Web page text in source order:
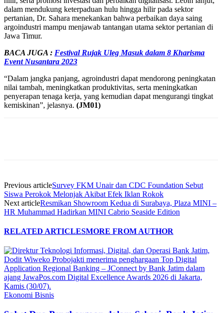
dalam mendukung keterpaduan hulu hingga hilir pada sektor
pertanian, Dr. Sahara menekankan bahwa perbaikan daya saing
argoindustri mampu menjawab tantangan utama sektor pertanian di
Jawa Timur.
BACA JUGA : Festival Rujak Uleg Masuk dalam 8 Kharisma
Event Nusantara 2023
“Dalam jangka panjang, agroindustri dapat mendorong peningkatan
nilai tambah, meningkatkan produktivitas, serta meningkatkan
penyerapan tenaga kerja, yang kemudian dapat mengurangi tingkat
kemiskinan”, jelasnya. (JM01)
Previous articleSurvey FKM Unair dan CDC Foundation Sebut
Siswa Perokok Melonjak Akibat Efek Iklan Rokok
Next articleResmikan Showroom Kedua di Surabaya, Plaza MINI –
HR Muhammad Hadirkan MINI Cabrio Seaside Edition
RELATED ARTICLESMORE FROM AUTHOR
Ekonomi Bisnis